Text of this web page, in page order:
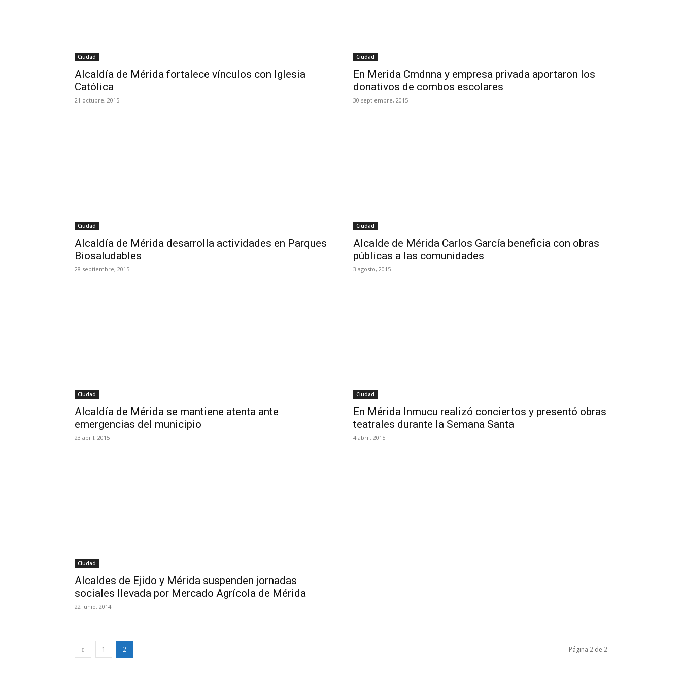
Ciudad
Alcaldía de Mérida fortalece vínculos con Iglesia
Católica
21 octubre, 2015
Ciudad
En Merida Cmdnna y empresa privada aportaron los
donativos de combos escolares
30 septiembre, 2015
Ciudad
Alcaldía de Mérida desarrolla actividades en Parques
Biosaludables
28 septiembre, 2015
Ciudad
Alcalde de Mérida Carlos García beneficia con obras
públicas a las comunidades
3 agosto, 2015
Ciudad
Alcaldía de Mérida se mantiene atenta ante
emergencias del municipio
23 abril, 2015
Ciudad
En Mérida Inmucu realizó conciertos y presentó obras
teatrales durante la Semana Santa
4 abril, 2015
Ciudad
Alcaldes de Ejido y Mérida suspenden jornadas
sociales llevada por Mercado Agrícola de Mérida
22 junio, 2014
1 2 Página 2 de 2